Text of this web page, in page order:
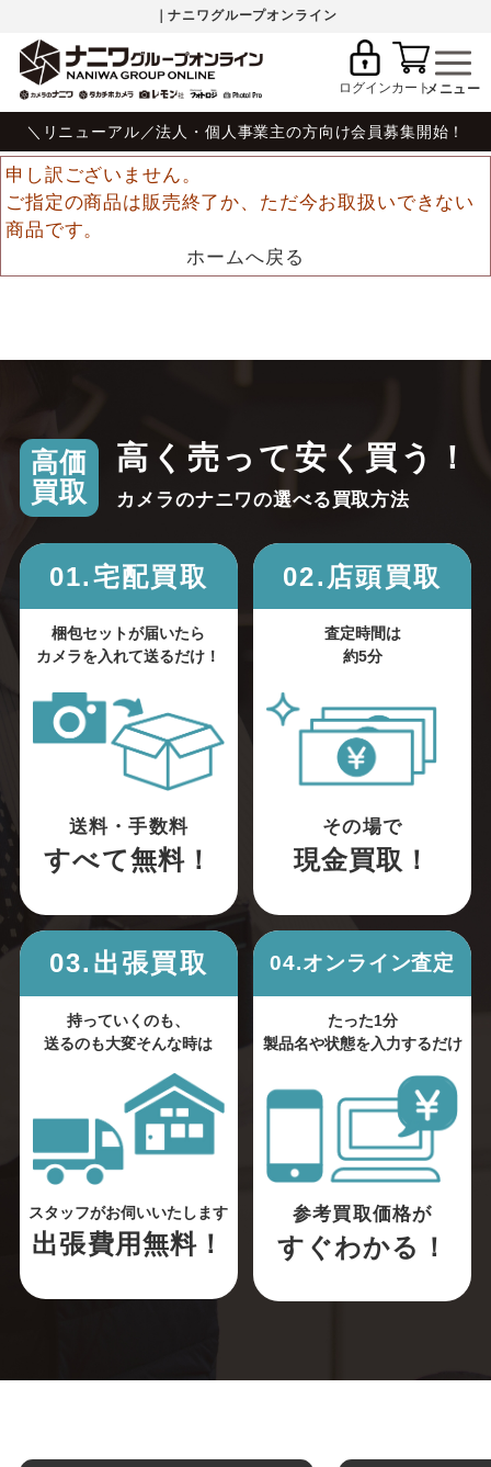
｜ナニワグループオンライン
ログインカート
＼リニューアル／法人・個人事業主の方向け会員募集開始！
申し訳ございません。
ご指定の商品は販売終了か、ただ今お取扱いできない
商品です。
ホームへ戻る
高価
買取
高く売って安く買う！
カメラのナニワの選べる買取方法
01.宅配買取
梱包セットが届いたら
カメラを入れて送るだけ！
送料・手数料
すべて無料！
02.店頭買取
査定時間は
約5分
その場で
現金買取！
03.出張買取
持っていくのも、
送るのも大変そんな時は
スタッフがお伺いいたします
出張費用無料！
04.オンライン査定
たった1分
製品名や状態を入力するだけ
参考買取価格が
すぐわかる！